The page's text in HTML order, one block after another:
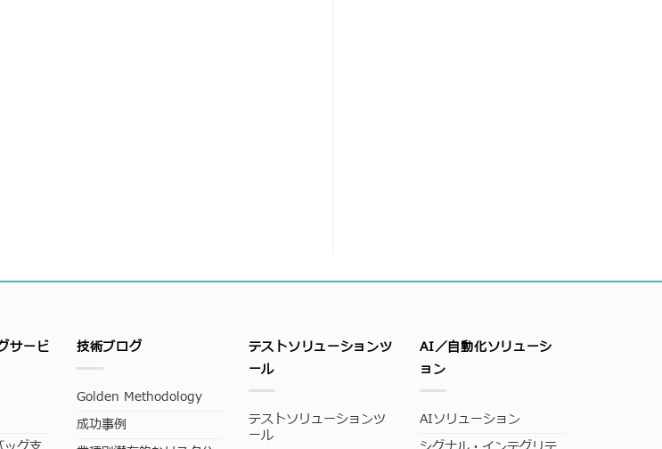
サービ
技術ブログ
Golden Methodology
成功事例
テストソリューションツ
ール
テストソリューションツ
ール
AI／自動化ソリューシ
ョン
AIソリューション